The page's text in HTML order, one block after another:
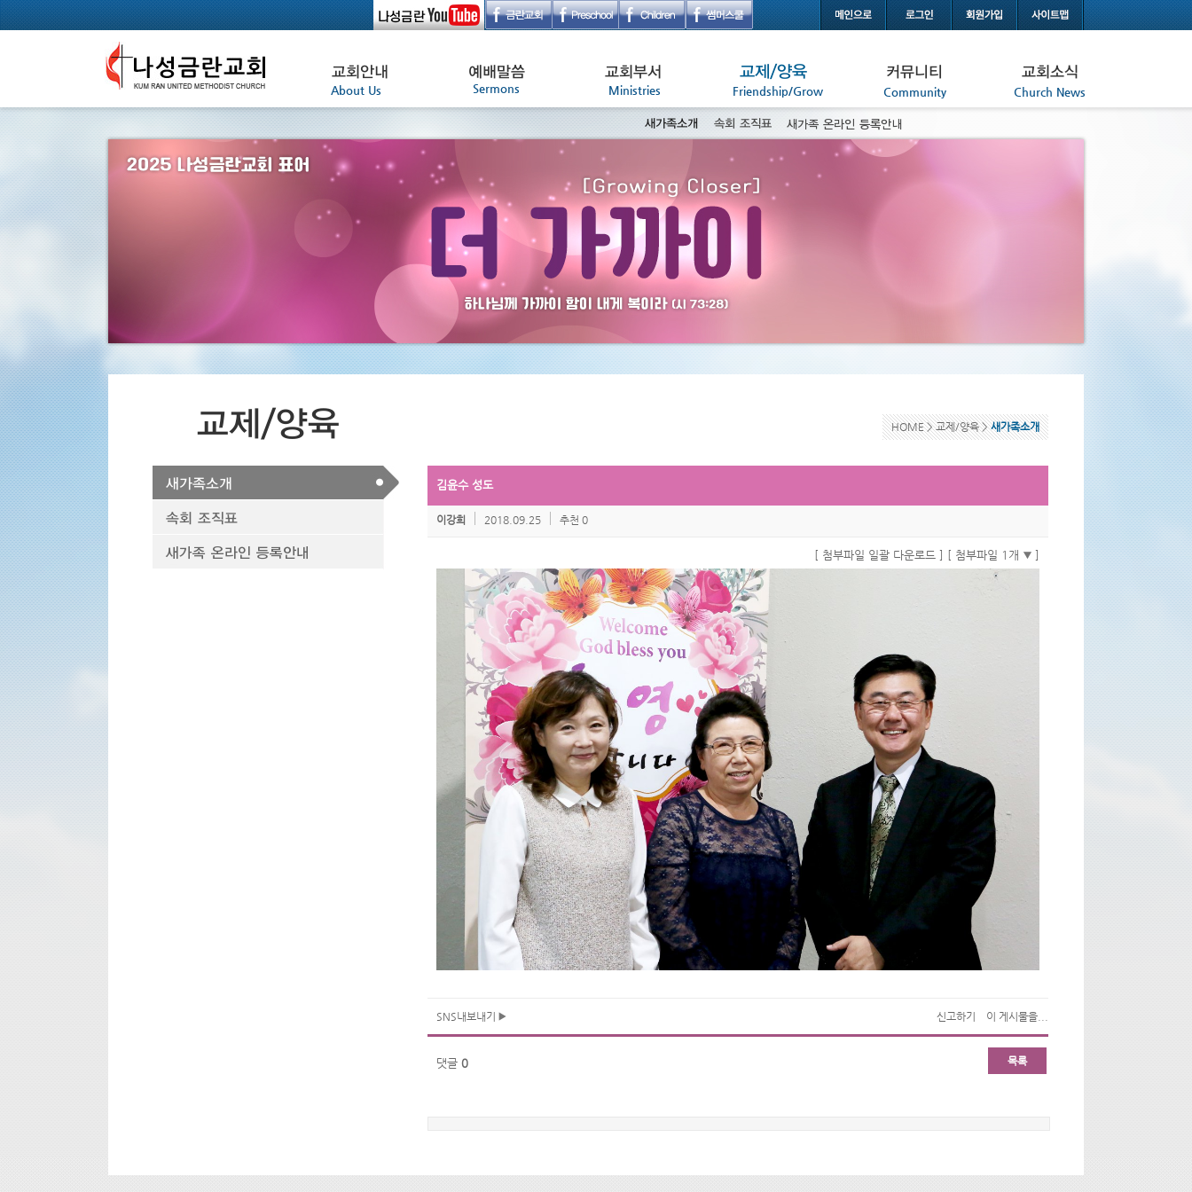
HOME >교제/양육>새가족소개
김윤수 성도
이강희 2018.09.25 추천 0
[ 첨부파일 일괄 다운로드 ] [ 첨부파일 1개 ]
SNS내보내기 신고하기 이 게시물을...
댓글 0 목록